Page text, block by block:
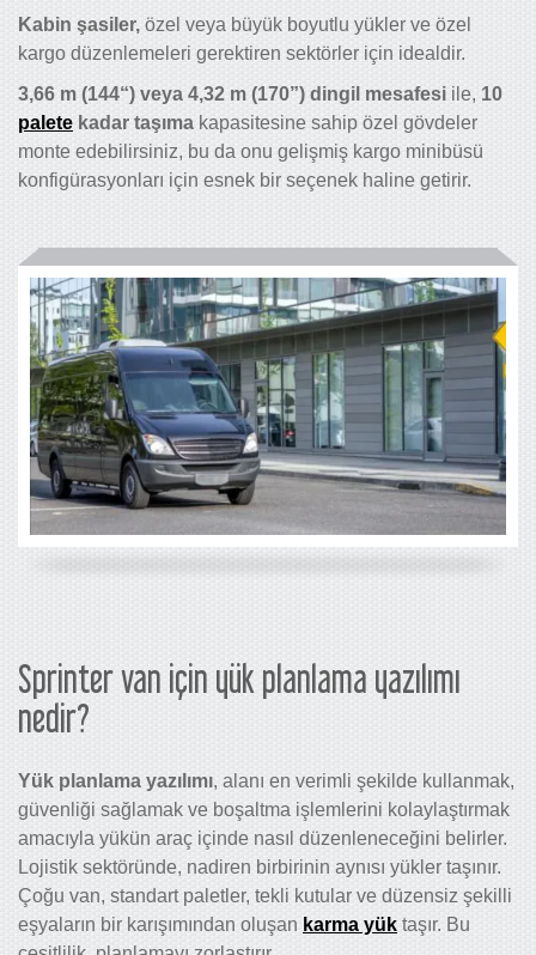
Kabin şasiler, özel veya büyük boyutlu yükler ve özel
kargo düzenlemeleri gerektiren sektörler için idealdir.
3,66 m (144“) veya 4,32 m (170”) dingil mesafesi ile, 10
palete kadar taşıma kapasitesine sahip özel gövdeler
monte edebilirsiniz, bu da onu gelişmiş kargo minibüsü
konfigürasyonları için esnek bir seçenek haline getirir.
Sprinter van için yük planlama yazılımı
nedir?
Yük planlama yazılımı, alanı en verimli şekilde kullanmak,
güvenliği sağlamak ve boşaltma işlemlerini kolaylaştırmak
amacıyla yükün araç içinde nasıl düzenleneceğini belirler.
Lojistik sektöründe, nadiren birbirinin aynısı yükler taşınır.
Çoğu van, standart paletler, tekli kutular ve düzensiz şekilli
eşyaların bir karışımından oluşan karma yük taşır. Bu